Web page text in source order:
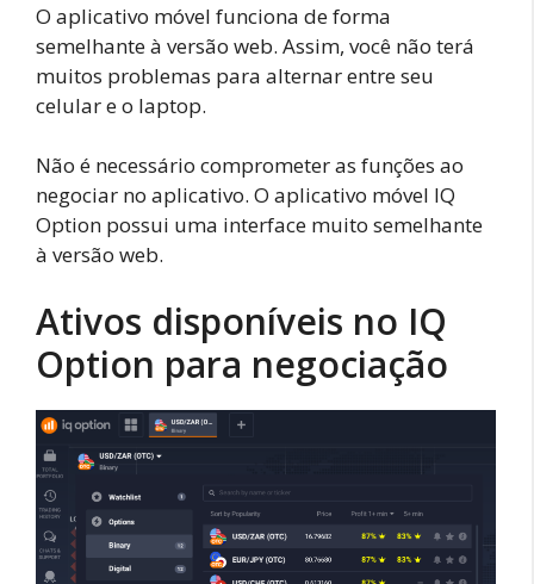
O aplicativo móvel funciona de forma
semelhante à versão web. Assim, você não terá
muitos problemas para alternar entre seu
celular e o laptop.
Não é necessário comprometer as funções ao
negociar no aplicativo. O aplicativo móvel IQ
Option possui uma interface muito semelhante
à versão web.
Ativos disponíveis no IQ
Option para negociação